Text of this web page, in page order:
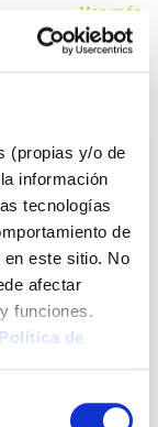
(propias y/o de
información
tecnologías
de
este sitio. No
afectar
funciones.
Política de
Ver más
11,00 €
carrito
a domicilio:
días hábiles